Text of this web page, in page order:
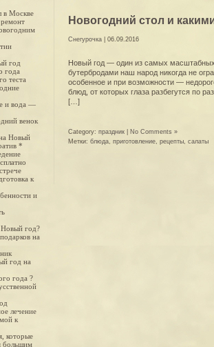
в Москве
год
года
теста
и вода —
венок
Новый
*
к
и
Новый год?
на
год на
года ?
лечение
к
которые
большим
Новогодний стол и
Снегурочка | 06.09.2016
Новый год — один из самых
бутербродами наш народ никогда не
особенное и при возможности —
блюд, от которых глаза разбегутся по
[…]
Category: праздник
No Comments »
Метки: блюда, приготовление, рецепты, салаты